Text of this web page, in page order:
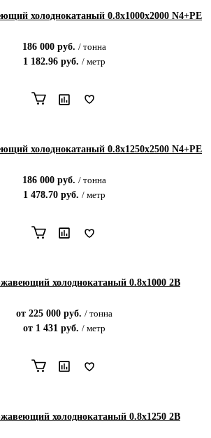
холоднокатаный 0.8х1000х2000 N4+PE
186 000 руб. / тонна
1 182.96 руб. / метр
холоднокатаный 0.8х1250х2500 N4+PE
186 000 руб. / тонна
1 478.70 руб. / метр
холоднокатаный 0.8х1000 2В
от 225 000 руб. / тонна
от 1 431 руб. / метр
холоднокатаный 0.8х1250 2В